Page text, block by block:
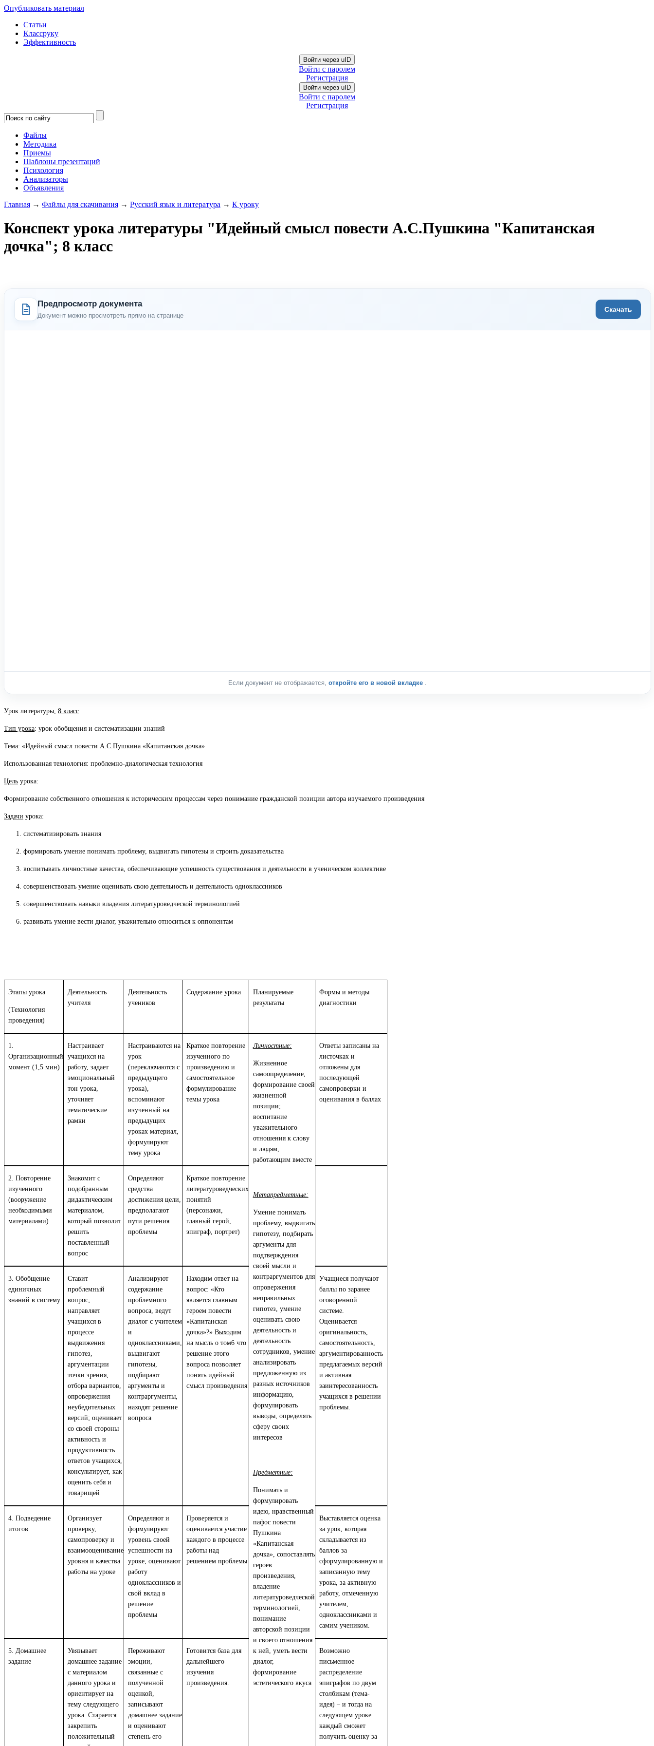
Опубликовать материал
Статьи
Классруку
Эффективность
Войти через uID
Войти с паролем
Регистрация
Войти через uID
Войти с паролем
Регистрация
Файлы
Методика
Приемы
Шаблоны презентаций
Психология
Анализаторы
Объявления
Главная → Файлы для скачивания → Русский язык и литература → К уроку
Конспект урока литературы "Идейный смысл повести А.С.Пушкина "Капитанская
дочка"; 8 класс
Предпросмотр документа
Документ можно просмотреть прямо на странице
Скачать
Если документ не отображается, откройте его в новой вкладке
Урок литературы, 8 класс
Тип урока: урок обобщения и систематизации знаний
Тема: «Идейный смысл повести А.С.Пушкина «Капитанская дочка»
Использованная технология: проблемно-диалогическая технология
Цель урока:
Формирование собственного отношения к историческим процессам через понимание гражданской позиции автора изучаемого произведения
Задачи урока:
систематизировать знания
формировать умение понимать проблему, выдвигать гипотезы и строить доказательства
воспитывать личностные качества, обеспечивающие успешность существования и деятельности в ученическом коллективе
совершенствовать умение оценивать свою деятельность и деятельность одноклассников
совершенствовать навыки владения литературоведческой терминологией
развивать умение вести диалог, уважительно относиться к оппонентам
Этапы урока
(Технология
проведения)
Деятельность
учителя
Деятельность
учеников
Содержание урока
Планируемые
результаты
Формы и методы
диагностики
1.
Организационный
момент (1,5 мин)
Настраивает
учащихся на
работу, задает
эмоциональный
тон урока,
уточняет
тематические
рамки
Настраиваются на
урок
(переключаются с
предыдущего
урока),
вспоминают
изученный на
предыдущих
уроках материал,
формулируют
тему урока
Краткое повторение
изученного по
произведению и
самостоятельное
формулирование
темы урока
Личностные:
Жизненное
самоопределение,
формирование своей
жизненной
позиции;
воспитание
уважительного
отношения к слову
и людям,
работающим вместе
Метапредметные:
Умение понимать
проблему, выдвигать
гипотезу, подбирать
аргументы для
подтверждения
своей мысли и
контраргументов для
опровержения
неправильных
гипотез, умение
оценивать свою
деятельность и
деятельность
сотрудников, умение
анализировать
предложенную из
разных источников
информацию,
формулировать
выводы, определять
сферу своих
интересов
Предметные:
Понимать и
формулировать
идею, нравственный
пафос повести
Пушкина
«Капитанская
дочка», сопоставлять
героев
произведения,
владение
литературоведческой
терминологией,
понимание
авторской позиции
и своего отношения
к ней, уметь вести
диалог,
формирование
эстетического вкуса
Ответы записаны на
листочках и
отложены для
последующей
самопроверки и
оценивания в баллах
2. Повторение
изученного
(вооружение
необходимыми
материалами)
Знакомит с
подобранным
дидактическим
материалом,
который позволит
решить
поставленный
вопрос
Определяют
средства
достижения цели,
предполагают
пути решения
проблемы
Краткое повторение
литературоведческих
понятий
(персонажи,
главный герой,
эпиграф, портрет)
3. Обобщение
единичных
знаний в систему
Ставит
проблемный
вопрос;
направляет
учащихся в
процессе
выдвижения
гипотез,
аргументации
точки зрения,
отбора вариантов,
опровержения
неубедительных
версий; оценивает
со своей стороны
активность и
продуктивность
ответов учащихся,
консультирует, как
оценить себя и
товарищей
Анализируют
содержание
проблемного
вопроса, ведут
диалог с учителем
и
одноклассниками,
выдвигают
гипотезы,
подбирают
аргументы и
контраргументы,
находят решение
вопроса
Находим ответ на
вопрос: «Кто
является главным
героем повести
«Капитанская
дочка»?» Выходим
на мысль о том6 что
решение этого
вопроса позволяет
понять идейный
смысл произведения
Учащиеся получают
баллы по заранее
оговоренной
системе.
Оценивается
оригинальность,
самостоятельность,
аргументированность
предлагаемых версий
и активная
заинтересованность
учащихся в решении
проблемы.
4. Подведение
итогов
Организует
проверку,
самопроверку и
взаимооценивание
уровня и качества
работы на уроке
Определяют и
формулируют
уровень своей
успешности на
уроке, оценивают
работу
одноклассников и
свой вклад в
решение
проблемы
Проверяется и
оценивается участие
каждого в процессе
работы над
решением проблемы
Выставляется оценка
за урок, которая
складывается из
баллов за
сформулированную и
записанную тему
урока, за активную
работу, отмеченную
учителем,
одноклассниками и
самим учеником.
5. Домашнее
задание
Увязывает
домашнее задание
с материалом
данного урока и
ориентирует на
тему следующего
урока. Старается
закрепить
положительный
Переживают
эмоции,
связанные с
полученной
оценкой,
записывают
домашнее задание
и оценивают
степень его
Готовится база для
дальнейшего
изучения
произведения.
Возможно
письменное
распределение
эпиграфов по двум
столбикам (тема-
идея) – и тогда на
следующем уроке
каждый сможет
получить оценку за